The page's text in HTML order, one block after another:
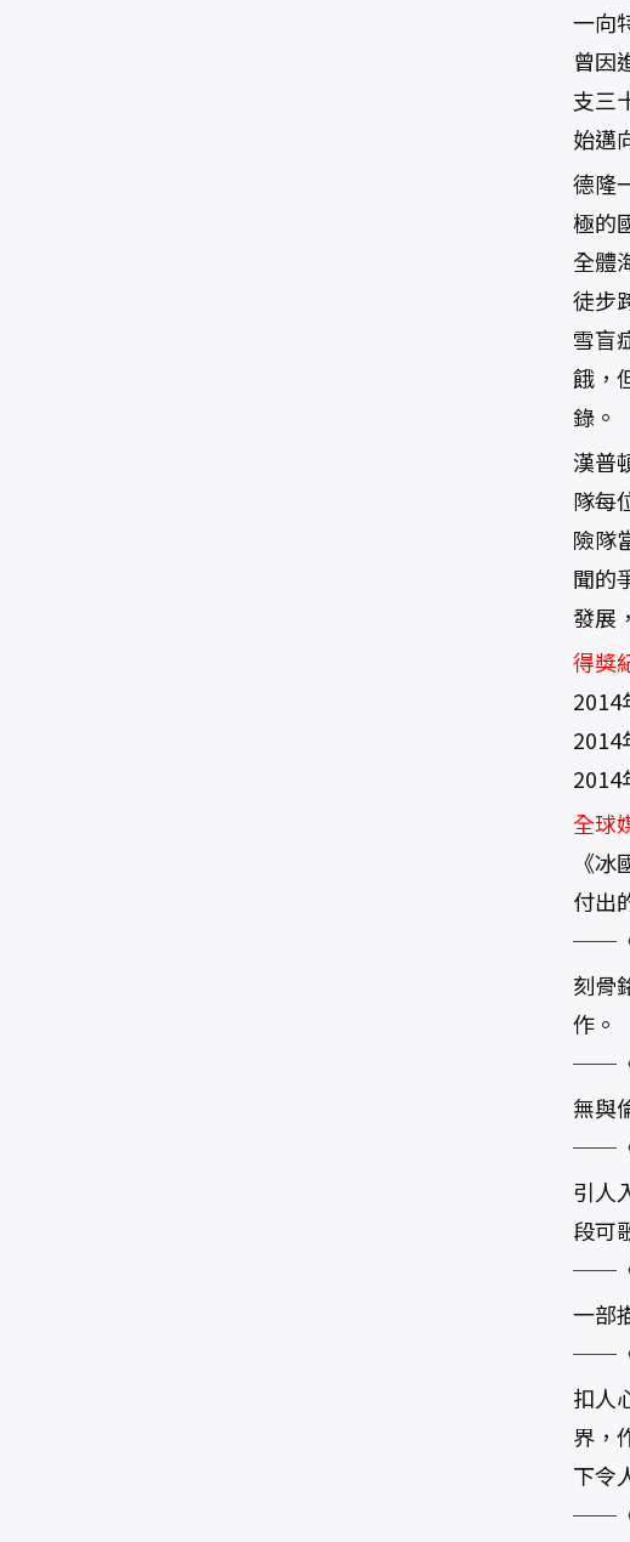
一向
曾因
支三
始邁
德隆
極的
全體
徒步
雪盲
餓，
錄。
漢普
隊每
險隊
聞的
發展
得獎
2014
2014
2014
全球
《
付出
──
刻骨
作。
──《
無與
──《
引人
段可
──《
一部
──《
扣人
界，
下令
──《